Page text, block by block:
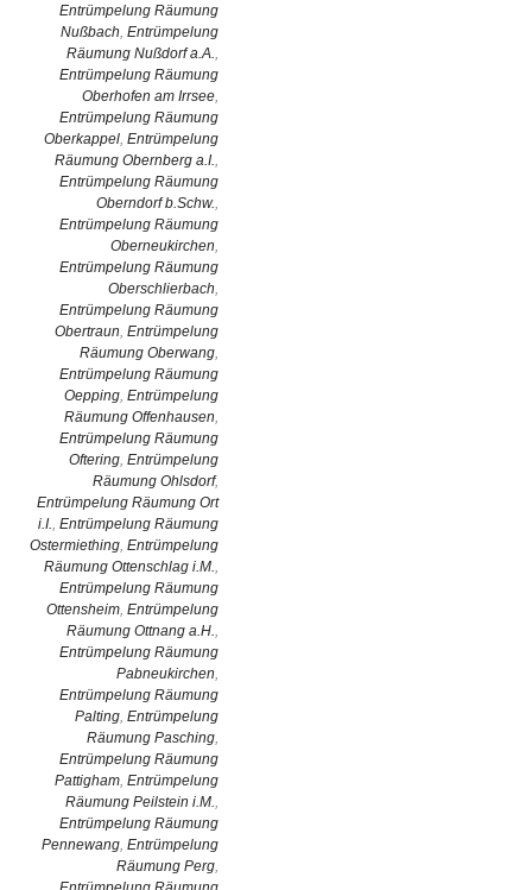
Entrümpelung Räumung
Nußbach, Entrümpelung
Räumung Nußdorf a.A.,
Entrümpelung Räumung
Oberhofen am Irrsee,
Entrümpelung Räumung
Oberkappel, Entrümpelung
Räumung Obernberg a.I.,
Entrümpelung Räumung
Oberndorf b.Schw.,
Entrümpelung Räumung
Oberneukirchen,
Entrümpelung Räumung
Oberschlierbach,
Entrümpelung Räumung
Obertraun, Entrümpelung
Räumung Oberwang,
Entrümpelung Räumung
Oepping, Entrümpelung
Räumung Offenhausen,
Entrümpelung Räumung
Oftering, Entrümpelung
Räumung Ohlsdorf,
Entrümpelung Räumung Ort
i.I., Entrümpelung Räumung
Ostermiething, Entrümpelung
Räumung Ottenschlag i.M.,
Entrümpelung Räumung
Ottensheim, Entrümpelung
Räumung Ottnang a.H.,
Entrümpelung Räumung
Pabneukirchen,
Entrümpelung Räumung
Palting, Entrümpelung
Räumung Pasching,
Entrümpelung Räumung
Pattigham, Entrümpelung
Räumung Peilstein i.M.,
Entrümpelung Räumung
Pennewang, Entrümpelung
Räumung Perg,